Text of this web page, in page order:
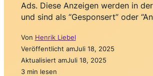
Ads. Diese Anzeigen werden in
und sind als “Gesponsert” oder
Von Henrik Liebel
Veröffentlicht amJuli 18, 2025
Aktualisiert amJuli 18, 2025
3 min lesen